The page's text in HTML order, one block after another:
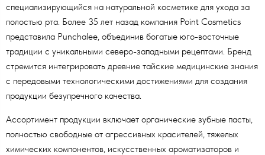
специализирующийся на натуральной косметике для ухода за
полостью рта. Более 35 лет назад компания Point Cosmetics
представила Punchalee, объединив богатые юго-восточные
традиции с уникальными северо-западными рецептами. Бренд
стремится интегрировать древние тайские медицинские знания
с передовыми технологическими достижениями для создания
продукции безупречного качества.
Ассортимент продукции включает органические зубные пасты,
полностью свободные от агрессивных красителей, тяжелых
химических компонентов, искусственных ароматизаторов и